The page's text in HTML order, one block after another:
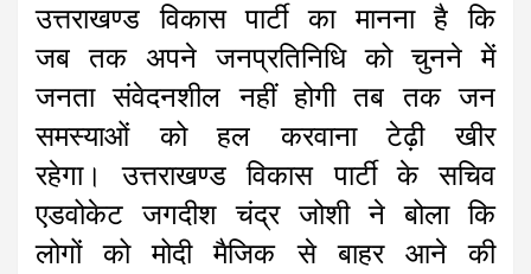
उत्तराखण्ड विकास पार्टी का मानना है कि
जब तक अपने जनप्रतिनिधि को चुनने में
जनता संवेदनशील नहीं होगी तब तक जन
समस्याओं को हल करवाना टेढ़ी खीर
रहेगा। उत्तराखण्ड विकास पार्टी के सचिव
एडवोकेट जगदीश चंद्र जोशी ने बोला कि
लोगों को मोदी मैजिक से बाहर आने की